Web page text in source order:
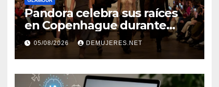
Pandora celebra sus raíces
en Copenhague durante
Copenhagen Fashion Week a
través de alianzas creativas
05/08/2026 DEMUJERES.NET